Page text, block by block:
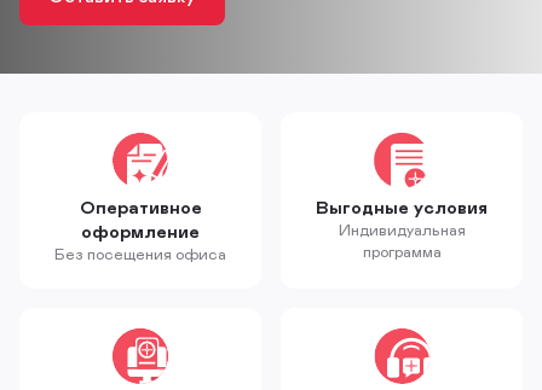
Оперативное
оформление
Без посещения офиса
Выгодные условия
Индивидуальная
программа